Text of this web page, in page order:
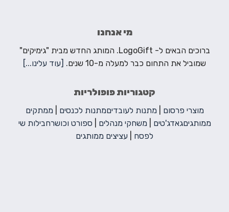
מי אנחנו
ברוכים הבאים ל- LogoGift. המותג החדש מבית "גימיקים"
שמוביל את התחום כבר למעלה מ-10 שנים.
[עוד עלינו...]
קטגוריות פופולריות
מוצרי פרסום מתנות לעובדיםמתנות לכנסים
ממתקים
ממותגיםגאדג'טים משחקי מנהלים ספורט וכושרחבילות שי
לפסח
עציצים ממותגים